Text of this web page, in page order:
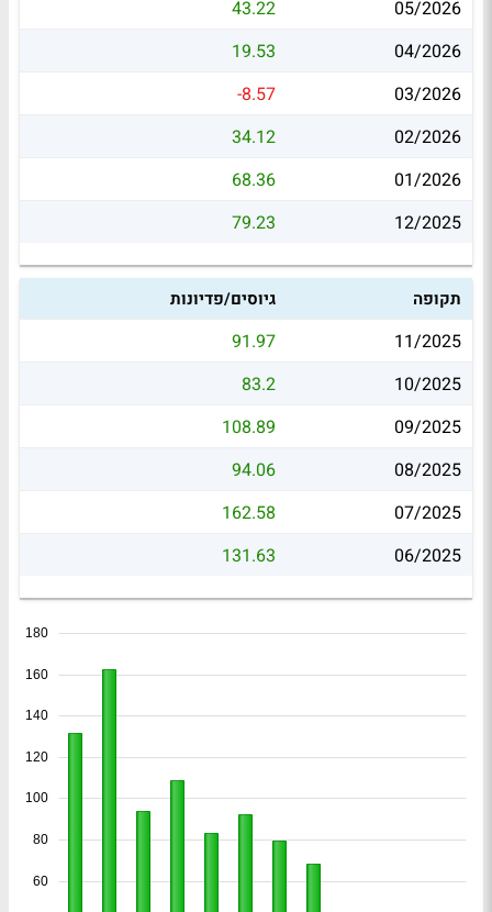
05/2026
43.22
04/2026
19.53
03/2026
-8.57
02/2026
34.12
01/2026
68.36
12/2025
79.23
תקופה גיוסים/פדיונות
11/2025
91.97
10/2025
83.2
09/2025
108.89
08/2025
94.06
07/2025
162.58
06/2025
131.63
60
80
100
120
140
160
180